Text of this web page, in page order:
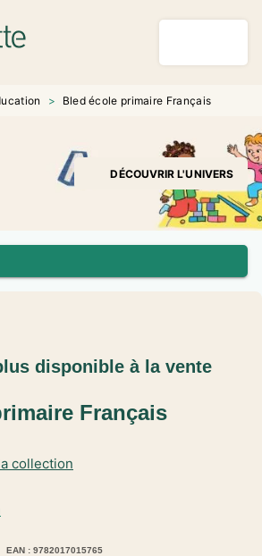
> Bled école primaire Français
DÉCOUVRIR L'UNIVERS
collection
Français
disponible à la vente
EAN : 9782017015765